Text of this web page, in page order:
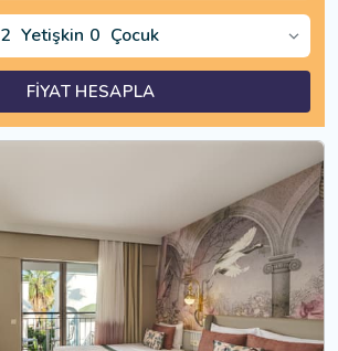
2 Yetişkin 0 Çocuk
FİYAT HESAPLA